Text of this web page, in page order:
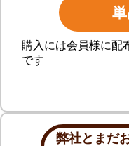
購入には会員様に配
です
弊社とまだ